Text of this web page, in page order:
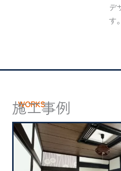
デ
す。
WORKS
施工事例